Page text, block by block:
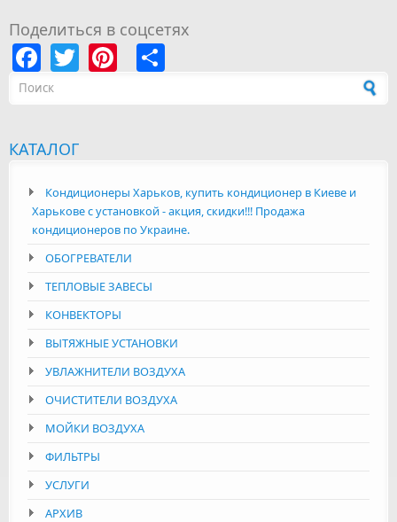
Поделиться в соцсетях
Facebook
TwitterPinterest
Форма поиска
КАТАЛОГ
Кондиционеры Харьков, купить кондиционер в Киеве и
Харькове с установкой - акция, скидки!!! Продажа
кондиционеров по Украине.
ОБОГРЕВАТЕЛИ
ТЕПЛОВЫЕ ЗАВЕСЫ
КОНВЕКТОРЫ
ВЫТЯЖНЫЕ УСТАНОВКИ
УВЛАЖНИТЕЛИ ВОЗДУХА
ОЧИСТИТЕЛИ ВОЗДУХА
МОЙКИ ВОЗДУХА
ФИЛЬТРЫ
УСЛУГИ
АРХИВ